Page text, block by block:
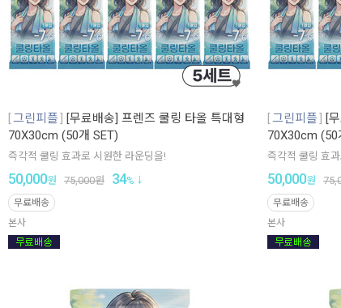
그린피플
[무료배송] 프렌즈 쿨링 타올 특대형
70X30cm (50개 SET)
즉각적 쿨링 효과로 시원한 라운딩을!
50,000원 75,000원 34%
무료배송
본사
그린피플
[
70X30cm (50
즉각적 쿨링 효
50,000원
무료배송
본사